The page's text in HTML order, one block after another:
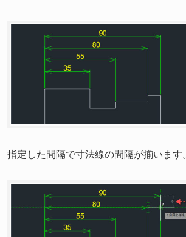
指定した間隔で寸法線の間隔が揃います。